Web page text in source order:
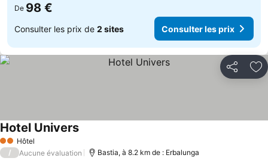
De 98 €
Consulter les prix de 2 sites Consulter les prix
Partager
2 Étoiles
Hôtel
Hotel UniversConsulter les prix
/ Aucune évaluation Bastia, à 8.2 km de : Erbalunga